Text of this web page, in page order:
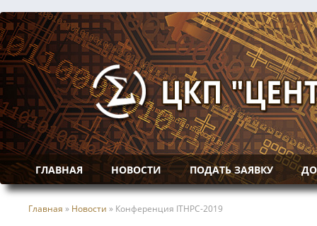
ГЛАВНАЯ НОВОСТИ ПОДАТЬ ЗАЯВКУ
Главная » Новости » Конференция ITHPC-2019